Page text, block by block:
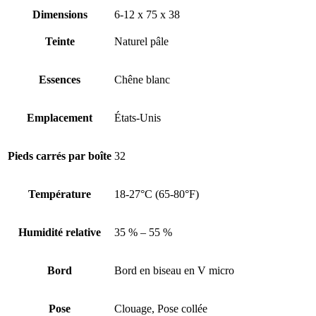
Dimensions 6-12 x 75 x 38
Teinte Naturel pâle
Essences Chêne blanc
Emplacement États-Unis
Pieds carrés par boîte 32
Température 18-27°C (65-80°F)
Humidité relative 35 % – 55 %
Bord Bord en biseau en V micro
Pose Clouage, Pose collée